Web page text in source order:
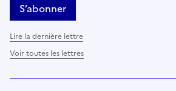
S’abonner
Lire la dernière lettre
Voir toutes les lettres